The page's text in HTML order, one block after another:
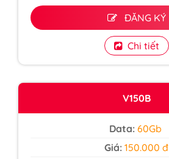
ĐĂNG KÝ
Chi tiết
V150B
Data: 60Gb
Giá:150.000 đ